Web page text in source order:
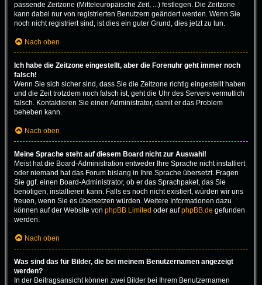
passende Zeitzone (Mitteleuropäische Zeit, ...) festlegen. Die Zeitzone
kann dabei nur von registrierten Benutzern geändert werden. Wenn Sie
noch nicht registriert sind, ist dies ein guter Grund, dies jetzt zu tun.
Nach oben
Ich habe die Zeitzone eingestellt, aber die Forenuhr geht immer noch
falsch!
Wenn Sie sich sicher sind, dass Sie die Zeitzone richtig eingestellt haben
und die Zeit trotzdem noch falsch ist, geht die Uhr des Servers vermutlich
falsch. Kontaktieren Sie einen Administrator, damit er das Problem
beheben kann.
Nach oben
Meine Sprache steht auf diesem Board nicht zur Auswahl!
Meist hat die Board-Administration entweder Ihre Sprache nicht installiert
oder niemand hat das Forum bislang in Ihre Sprache übersetzt. Fragen
Sie ggf. einen Board-Administrator, ob er das Sprachpaket, das Sie
benötigen, installieren kann. Falls es noch nicht existiert, würden wir uns
freuen, wenn Sie es übersetzen würden. Weitere Informationen dazu
können auf der Website von phpBB Limited oder aufphpBB.de gefunden
werden.
Nach oben
Was sind das für Bilder, die bei meinem Benutzernamen angezeigt
werden?
In der Beitragsansicht können zwei Bilder bei Ihrem Benutzernamen